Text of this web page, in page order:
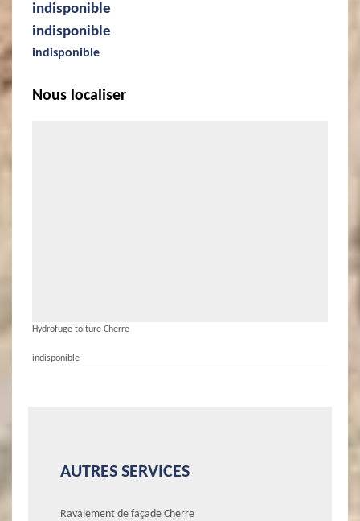
indisponible
indisponible
indisponible
Nous localiser
Hydrofuge toiture Cherre
indisponible
AUTRES SERVICES
Ravalement de façade Cherre